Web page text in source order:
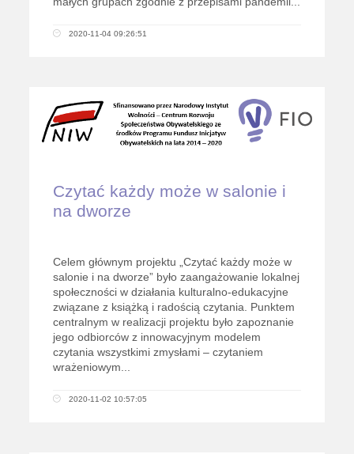
2020-11-04 09:26:51
Czytać każdy może w salonie i
na dworze
Celem głównym projektu „Czytać każdy może w
salonie i na dworze” było zaangażowanie lokalnej
społeczności w działania kulturalno-edukacyjne
związane z książką i radością czytania. Punktem
centralnym w realizacji projektu było zapoznanie
jego odbiorców z innowacyjnym modelem
czytania wszystkimi zmysłami – czytaniem
wrażeniowym...
2020-11-02 10:57:05